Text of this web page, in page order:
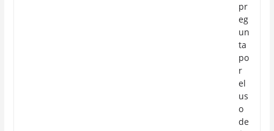
pr
eg
un
ta
po
r
el
us
o
de